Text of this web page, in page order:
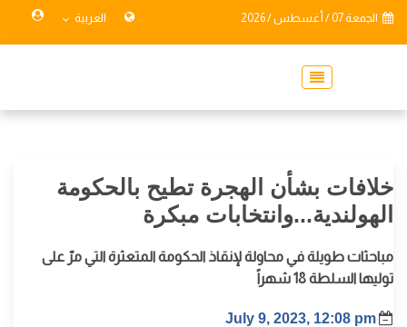
الجمعة 07 / أغسطس / 2026 العربية
خلافات بشأن الهجرة تطيح بالحكومة
الهولندية...وانتخابات مبكرة
مباحثات طويلة في محاولة لإنقاذ الحكومة المتعثرة التي مرّ على
توليها السلطة 18 شهراً
July 9, 2023, 12:08 pm